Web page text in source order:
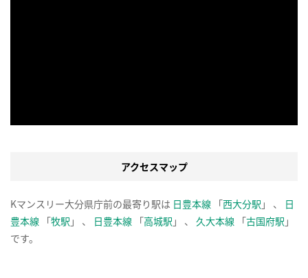
アクセスマップ
Kマンスリー大分県庁前の最寄り駅は 日豊本線 「西大分駅 」 、 日
豊本線 「牧駅 」 、 日豊本線 「高城駅 」 、 久大本線 「古国府駅 」
です。